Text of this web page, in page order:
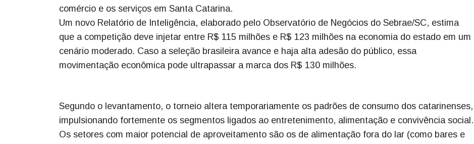
comércio e os serviços em Santa Catarina.
Um novo Relatório de Inteligência, elaborado pelo Observatório de Negócios do Sebrae/SC, estima
que a competição deve injetar entre R$ 115 milhões e R$ 123 milhões na economia do estado em um
cenário moderado. Caso a seleção brasileira avance e haja alta adesão do público, essa
movimentação econômica pode ultrapassar a marca dos R$ 130 milhões.
Segundo o levantamento, o torneio altera temporariamente os padrões de consumo dos catarinenses,
impulsionando fortemente os segmentos ligados ao entretenimento, alimentação e convivência social.
Os setores com maior potencial de aproveitamento são os de alimentação fora do lar (como bares e